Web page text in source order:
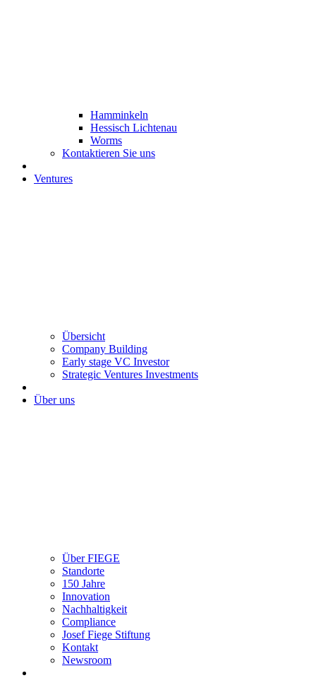
Hamminkeln
Hessisch Lichtenau
Worms
Kontaktieren Sie uns
Ventures
Übersicht
Company Building
Early stage VC Investor
Strategic Ventures Investments
Über uns
Über FIEGE
Standorte
150 Jahre
Innovation
Nachhaltigkeit
Compliance
Josef Fiege Stiftung
Kontakt
Newsroom